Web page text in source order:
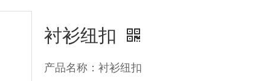
衬衫纽扣
产品名称：衬衫纽扣